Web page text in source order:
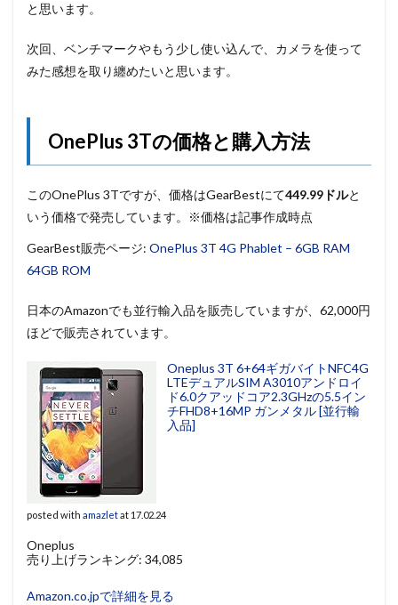
と思います。
次回、ベンチマークやもう少し使い込んで、カメラを使って
みた感想を取り纏めたいと思います。
OnePlus 3Tの価格と購入方法
このOnePlus 3Tですが、価格はGearBestにて449.99ドルと
いう価格で発売しています。※価格は記事作成時点
GearBest販売ページ: OnePlus 3T 4G Phablet – 6GB RAM
64GB ROM
日本のAmazonでも並行輸入品を販売していますが、62,000円
ほどで販売されています。
Oneplus 3T 6+64ギガバイトNFC4G
LTEデュアルSIM A3010アンドロイ
ド6.0クアッドコア2.3GHzの5.5イン
チFHD8+16MP ガンメタル [並行輸
入品]
posted with amazletat 17.02.24
Oneplus
売り上げランキング: 34,085
Amazon.co.jpで詳細を見る